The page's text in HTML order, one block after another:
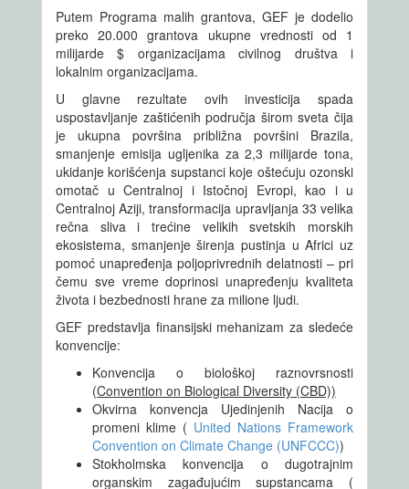
Putem Programa malih grantova, GEF je dodelio
preko 20.000 grantova ukupne vrednosti od 1
milijarde $ organizacijama civilnog društva i
lokalnim organizacijama.
U glavne rezultate ovih investicija spada
uspostavljanje zaštićenih područja širom sveta čija
je ukupna površina približna površini Brazila,
smanjenje emisija ugljenika za 2,3 milijarde tona,
ukidanje korišćenja supstanci koje oštećuju ozonski
omotač u Centralnoj i Istočnoj Evropi, kao i u
Centralnoj Aziji, transformacija upravljanja 33 velika
rečna sliva i trećine velikih svetskih morskih
ekosistema, smanjenje širenja pustinja u Africi uz
pomoć unapređenja poljoprivrednih delatnosti – pri
čemu sve vreme doprinosi unapređenju kvaliteta
života i bezbednosti hrane za milione ljudi.
GEF predstavlja finansijski mehanizam za sledeće
konvencije:
Konvencija o biološkoj raznovrsnosti
(Convention on Biological Diversity (CBD))
Okvirna konvencja Ujedinjenih Nacija o
promeni klime ( United Nations Framework
Convention on Climate Change (UNFCCC))
Stokholmska konvencija o dugotrajnim
organskim zagađujućim supstancama (